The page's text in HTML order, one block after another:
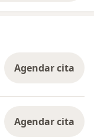
Agendar cita
Agendar cita